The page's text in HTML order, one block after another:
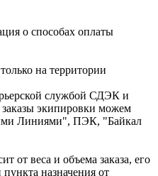
о способах оплаты
на территории
службой СДЭК и
экипировки можем
Линиями", ПЭК, "Байкал
от веса и объема заказа, его
назначения от